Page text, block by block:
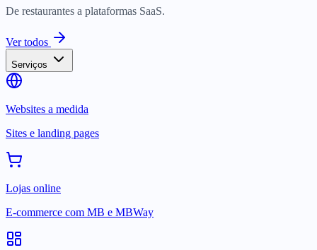
De restaurantes a plataformas SaaS.
Ver todos
Serviços
Websites a medida
Sites e landing pages
Lojas online
E-commerce com MB e MBWay